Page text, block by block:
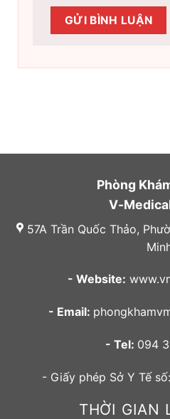
Phòng
V-
57A Trần Quốc Thảo,
- Website:
- Email:
- Tel: 094
- Giấy phép Sở Y Tế
THỜI GIAN